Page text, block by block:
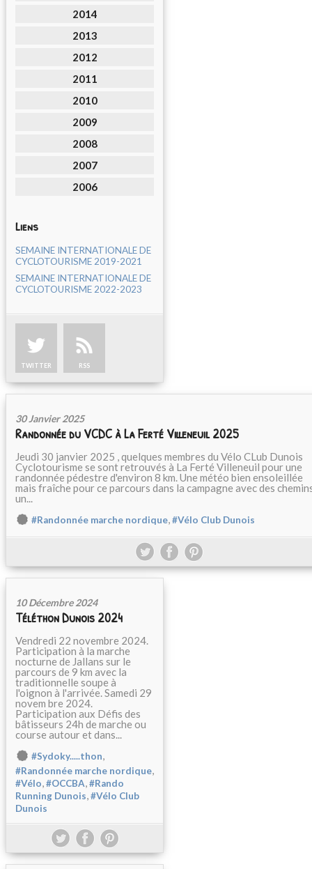
2014
2013
2012
2011
2010
2009
2008
2007
2006
Liens
SEMAINE INTERNATIONALE DE
CYCLOTOURISME 2019-2021
SEMAINE INTERNATIONALE DE
CYCLOTOURISME 2022-2023
TWITTER RSS
30 Janvier 2025
Randonnée du VCDC à La Ferté Villeneuil 2025
Jeudi 30 janvier 2025 , quelques membres du Vélo CLub Dunois
Cyclotourisme se sont retrouvés à La Ferté Villeneuil pour une
randonnée pédestre d'environ 8 km. Une météo bien ensoleillée
mais fraîche pour ce parcours dans la campagne avec des
un...
#Randonnée marche nordique,#Vélo Club Dunois
10 Décembre 2024
Téléthon Dunois 2024
Vendredi 22 novembre 2024.
Participation à la marche
nocturne de Jallans sur le
parcours de 9 km avec la
traditionnelle soupe à
l'oignon à l'arrivée. Samedi 29
novem bre 2024.
Participation aux Défis des
bâtisseurs 24h de marche ou
course autour et dans...
#Sydoky.....thon,
#Randonnée marche nordique,
#Vélo,#OCCBA,#Rando
Running Dunois,#Vélo Club
Dunois